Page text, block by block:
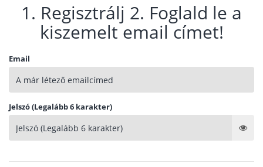
1. Regisztrálj 2. Foglald le a
kiszemelt email címet!
Email
Jelszó (Legalább 6 karakter)